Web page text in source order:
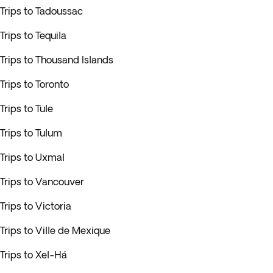
Trips to Tadoussac
Trips to Tequila
Trips to Thousand Islands
Trips to Toronto
Trips to Tule
Trips to Tulum
Trips to Uxmal
Trips to Vancouver
Trips to Victoria
Trips to Ville de Mexique
Trips to Xel-Há